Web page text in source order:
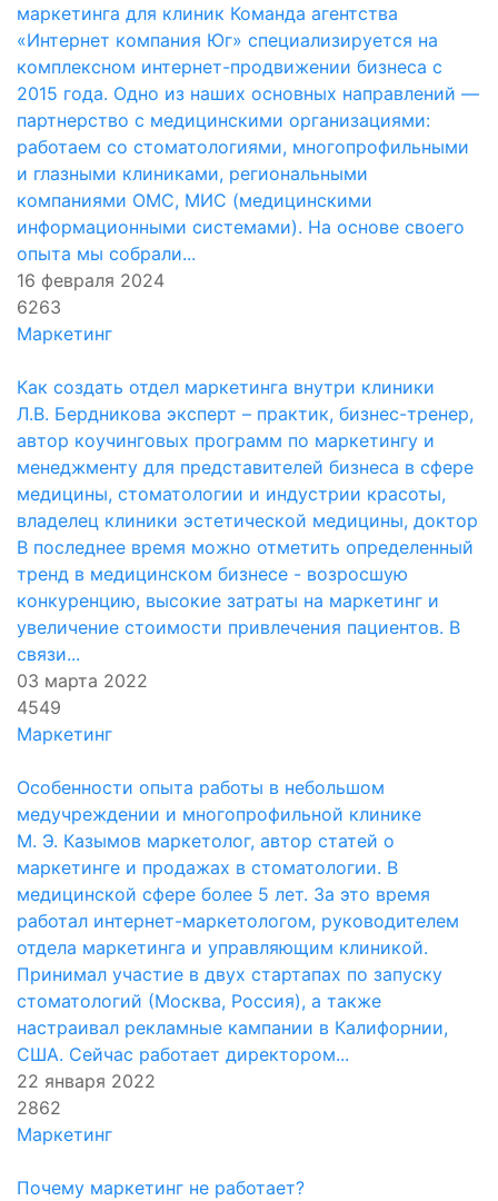
маркетинга для клиник Команда агентства
«Интернет компания Юг» специализируется на
комплексном интернет-продвижении бизнеса с
2015 года. Одно из наших основных направлений —
партнерство с медицинскими организациями:
работаем со стоматологиями, многопрофильными
и глазными клиниками, региональными
компаниями ОМС, МИС (медицинскими
информационными системами). На основе своего
опыта мы собрали...
16 февраля 2024
6263
Маркетинг
Как создать отдел маркетинга внутри клиники
Л.В. Бердникова эксперт – практик, бизнес-тренер,
автор коучинговых программ по маркетингу и
менеджменту для представителей бизнеса в сфере
медицины, стоматологии и индустрии красоты,
владелец клиники эстетической медицины, доктор
В последнее время можно отметить определенный
тренд в медицинском бизнесе - возросшую
конкуренцию, высокие затраты на маркетинг и
увеличение стоимости привлечения пациентов. В
связи...
03 марта 2022
4549
Маркетинг
Особенности опыта работы в небольшом
медучреждении и многопрофильной клинике
М. Э. Казымов маркетолог, автор статей о
маркетинге и продажах в стоматологии. В
медицинской сфере более 5 лет. За это время
работал интернет-маркетологом, руководителем
отдела маркетинга и управляющим клиникой.
Принимал участие в двух стартапах по запуску
стоматологий (Москва, Россия), а также
настраивал рекламные кампании в Калифорнии,
США. Сейчас работает директором...
22 января 2022
2862
Маркетинг
Почему маркетинг не работает?